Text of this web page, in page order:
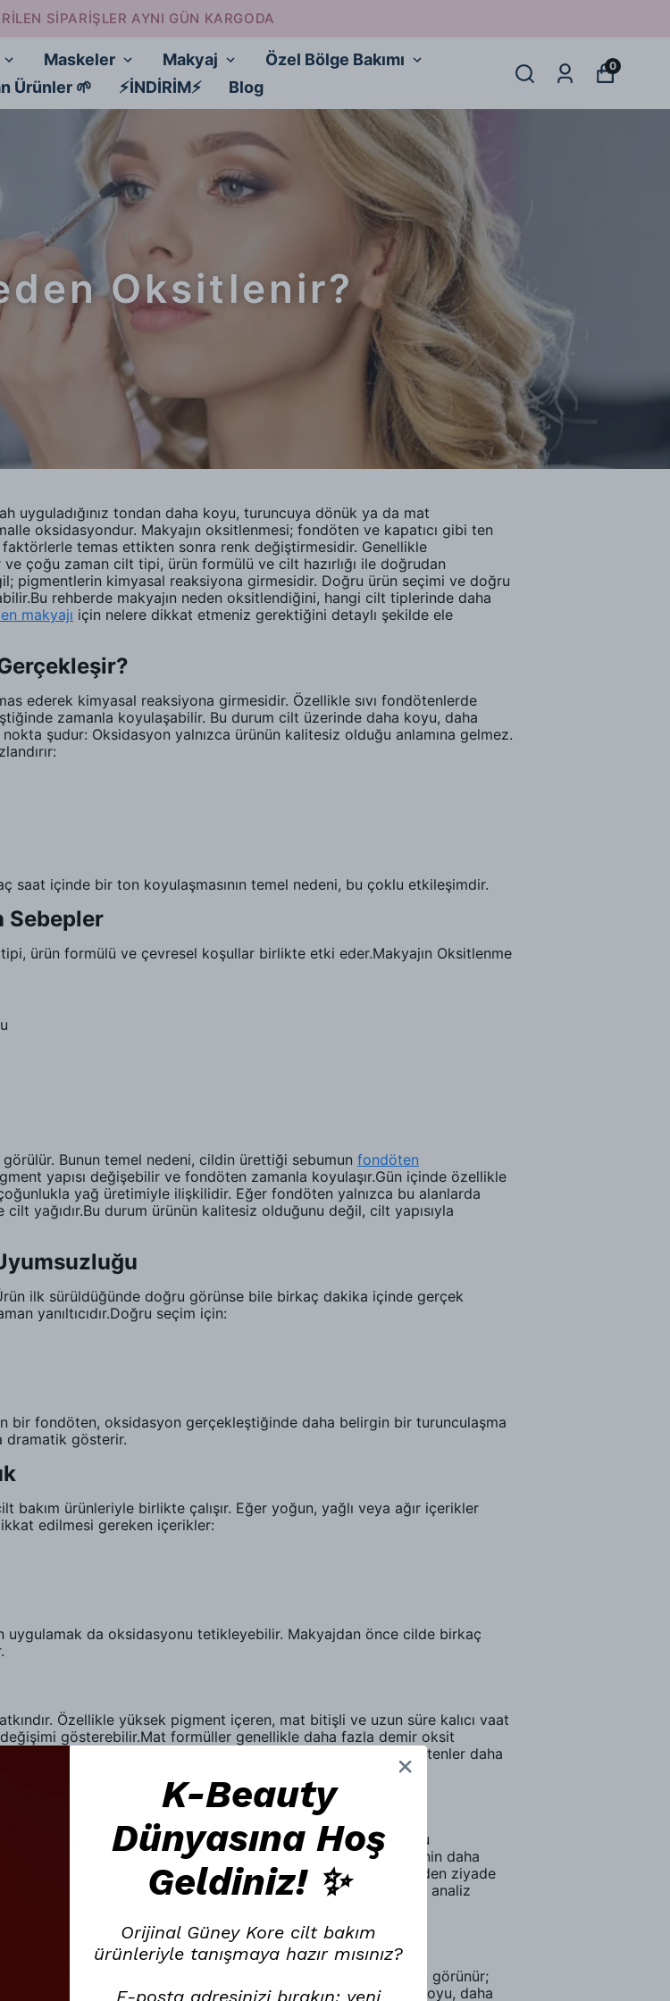
SİPARİŞLER AYNI GÜN KARGODA
Maskeler Makyaj
Özel Bölge Bakımı
Ürünler 🌱
⚡İNDİRİM⚡ Blog
0
Oksitlenir?
uyguladığınız tondan daha koyu, turuncuya dönük ya da mat
oksidasyondur. Makyajın oksitlenmesi; fondöten ve kapatıcı gibi ten
temas ettikten sonra renk değiştirmesidir. Genellikle
çoğu zaman cilt tipi, ürün formülü ve cilt hazırlığı ile doğrudan
pigmentlerin kimyasal reaksiyona girmesidir. Doğru ürün seçimi ve doğru
rehberde makyajın neden oksitlendiğini, hangi cilt tiplerinde daha
makyajı için nelere dikkat etmeniz gerektiğini detaylı şekilde ele
ederek kimyasal reaksiyona girmesidir. Özellikle sıvı fondötenlerde
zamanla koyulaşabilir. Bu durum cilt üzerinde daha koyu, daha
şudur: Oksidasyon yalnızca ürünün kalitesiz olduğu anlamına gelmez.
saat içinde bir ton koyulaşmasının temel nedeni, bu çoklu etkileşimdir.
Sebepler
ürün formülü ve çevresel koşullar birlikte etki eder.Makyajın Oksitlenme
Bunun temel nedeni, cildin ürettiği sebumun fondöten
yapısı değişebilir ve fondöten zamanla koyulaşır.Gün içinde özellikle
yağ üretimiyle ilişkilidir. Eğer fondöten yalnızca bu alanlarda
yağıdır.Bu durum ürünün kalitesiz olduğunu değil, cilt yapısıyla
ilk sürüldüğünde doğru görünse bile birkaç dakika içinde gerçek
yanıltıcıdır.Doğru seçim için:
bir fondöten, oksidasyon gerçekleştiğinde daha belirgin bir turunculaşma
dramatik gösterir.
bakım ürünleriyle birlikte çalışır. Eğer yoğun, yağlı veya ağır içerikler
edilmesi gereken içerikler:
uygulamak da oksidasyonu tetikleyebilir. Makyajdan önce cilde birkaç
Özellikle yüksek pigment içeren, mat bitişli ve uzun süre kalıcı vaat
gösterebilir.Mat formüller genellikle daha fazla demir oksit
daha net fark edilir. Bu yüzden yağlı ciltlerde mat fondötenler daha
faktördür.
Sıcak havalarda artan terleme ve yağ üretimi oksidasyonu
daha hızlı reaksiyona girebilir.Yaz aylarında fondötenin daha
artan sebum üretimidir. Bu durum genellikle ürün kalitesinden ziyade
makyajın gün içinde ton değiştirmesine yol açar. Doğru analiz
ten makyajı elde etmek mümkündür.
içinde ortaya çıkar. Fondöten ilk sürüldüğünde ciltle uyumlu görünür;
sabah doğal duran ten makyajınız öğleden sonra daha koyu, daha
K-Beauty
Dünyasına Hoş
Geldiniz! ✨
Orijinal Güney Kore cilt bakım
ürünleriyle tanışmaya hazır mısınız?
E-posta adresinizi bırakın; yeni